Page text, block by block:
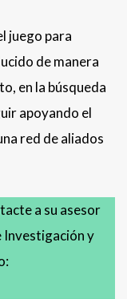
juego para
de manera
en la búsqueda
apoyando el
red de aliados
a su asesor
Investigación y